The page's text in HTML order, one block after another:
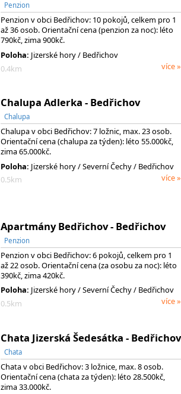
Penzion
Penzion v obci Bedřichov: 10 pokojů, celkem pro 1
až 36 osob. Orientační cena (penzion za noc): léto
790kč, zima 900kč.
Poloha: Jizerské hory / Bedřichov
0.4km
více »
Chalupa Adlerka - Bedřichov
Chalupa
Chalupa v obci Bedřichov: 7 ložnic, max. 23 osob.
Orientační cena (chalupa za týden): léto 55.000kč,
zima 65.000kč.
Poloha: Jizerské hory/ Severní Čechy/ Bedřichov
0.5km
více »
Apartmány Bedřichov - Bedřichov
Penzion
Penzion v obci Bedřichov: 6 pokojů, celkem pro 1
až 22 osob. Orientační cena (za osobu za noc): léto
390kč, zima 420kč.
Poloha: Jizerské hory/ Severní Čechy/ Bedřichov
0.5km
více »
Chata Jizerská Šedesátka - Bedřichov
Chata
Chata v obci Bedřichov: 3 ložnice, max. 8 osob.
Orientační cena (chata za týden): léto 28.500kč,
zima 33.000kč.